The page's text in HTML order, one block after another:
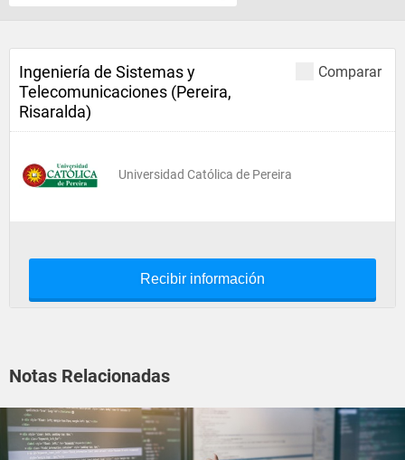
Comparar
Ingeniería de Sistemas y
Telecomunicaciones (Pereira,
Risaralda)
Universidad Católica de Pereira
Recibir información
Notas Relacionadas